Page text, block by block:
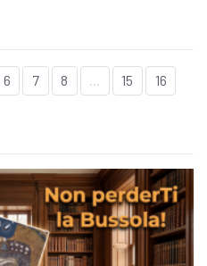
6 7 8 ... 15 16